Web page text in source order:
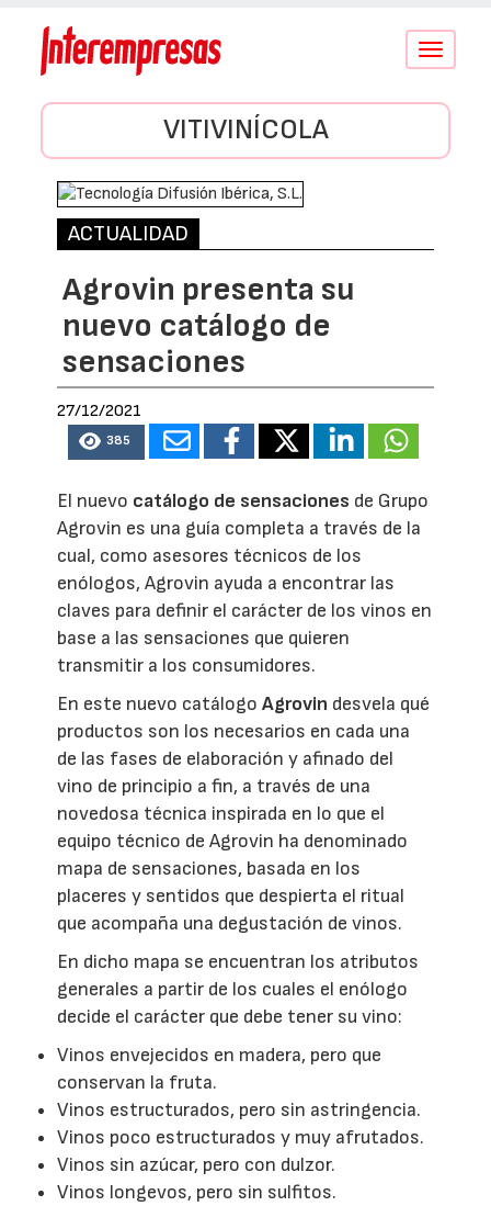
Conmutar
VITIVINÍCOLA
ACTUALIDAD
Agrovin presenta su
nuevo catálogo de
sensaciones
27/12/2021
385
El nuevo catálogo de sensaciones de Grupo
Agrovin es una guía completa a través de la
cual, como asesores técnicos de los
enólogos, Agrovin ayuda a encontrar las
claves para definir el carácter de los vinos en
base a las sensaciones que quieren
transmitir a los consumidores.
En este nuevo catálogoAgrovin desvela qué
productos son los necesarios en cada una
de las fases de elaboración y afinado del
vino de principio a fin, a través de una
novedosa técnica inspirada en lo que el
equipo técnico de Agrovin ha denominado
mapa de sensaciones, basada en los
placeres y sentidos que despierta el ritual
que acompaña una degustación de vinos.
En dicho mapa se encuentran los atributos
generales a partir de los cuales el enólogo
decide el carácter que debe tener su vino:
Vinos envejecidos en madera, pero que
conservan la fruta.
Vinos estructurados, pero sin astringencia.
Vinos poco estructurados y muy afrutados.
Vinos sin azúcar, pero con dulzor.
Vinos longevos, pero sin sulfitos.